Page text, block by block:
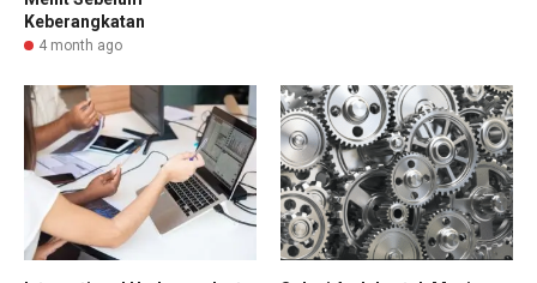
Keberangkatan
4 month ago